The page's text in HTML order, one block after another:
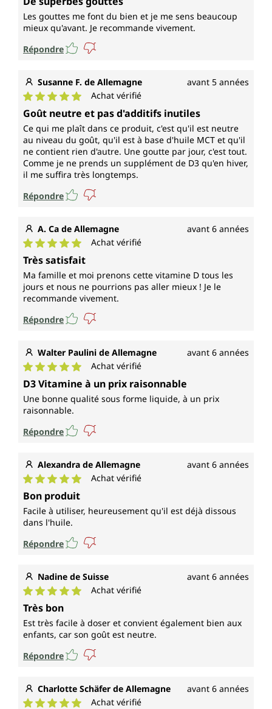
Les gouttes me font du bien et je me sens beaucoup
mieux qu'avant. Je recommande vivement.
Répondre
Susanne F. de Allemagne avant 5 années
Note moyenne de 5 sur 5 étoiles
Achat vérifié
Goût neutre et pas d'additifs inutiles
Ce qui me plaît dans ce produit, c'est qu'il est neutre
au niveau du goût, qu'il est à base d'huile MCT et qu'il
ne contient rien d'autre. Une goutte par jour, c'est tout.
Comme je ne prends un supplément de D3 qu'en hiver,
il me suffira très longtemps.
Répondre
A. Ca de Allemagne avant 6 années
Note moyenne de 5 sur 5 étoiles
Achat vérifié
Très satisfait
Ma famille et moi prenons cette vitamine D tous les
jours et nous ne pourrions pas aller mieux ! Je le
recommande vivement.
Répondre
Walter Paulini de Allemagne avant 6 années
Note moyenne de 5 sur 5 étoiles
Achat vérifié
D3 Vitamine à un prix raisonnable
Une bonne qualité sous forme liquide, à un prix
raisonnable.
Répondre
Alexandra de Allemagne avant 6 années
Note moyenne de 5 sur 5 étoiles
Achat vérifié
Bon produit
Facile à utiliser, heureusement qu'il est déjà dissous
dans l'huile.
Répondre
Nadine de Suisse avant 6 années
Note moyenne de 5 sur 5 étoiles
Achat vérifié
Très bon
Est très facile à doser et convient également bien aux
enfants, car son goût est neutre.
Répondre
Charlotte Schäfer de Allemagne avant 6 années
Achat vérifié